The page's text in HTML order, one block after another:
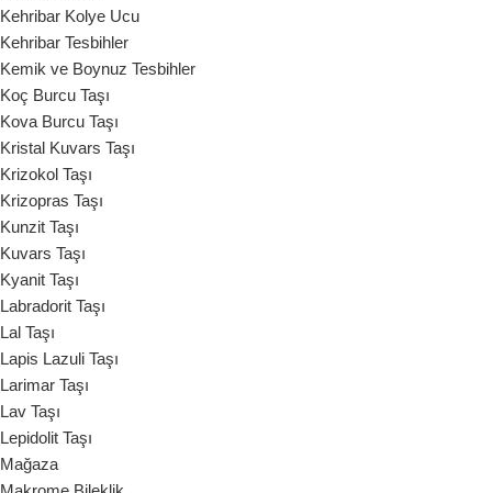
Kehribar Kolye Ucu
Kehribar Tesbihler
Kemik ve Boynuz Tesbihler
Koç Burcu Taşı
Kova Burcu Taşı
Kristal Kuvars Taşı
Krizokol Taşı
Krizopras Taşı
Kunzit Taşı
Kuvars Taşı
Kyanit Taşı
Labradorit Taşı
Lal Taşı
Lapis Lazuli Taşı
Larimar Taşı
Lav Taşı
Lepidolit Taşı
Mağaza